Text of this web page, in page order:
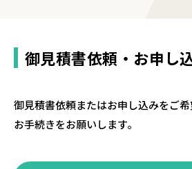
御見積書依頼・お申し
御見積書依頼またはお申し込みをご
お手続きをお願いします。